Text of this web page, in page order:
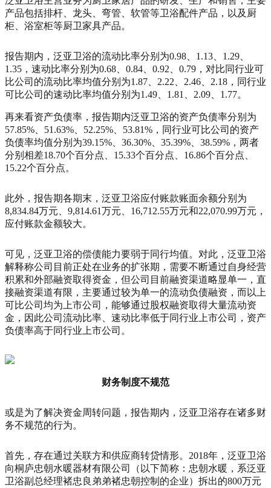
产品包括排杆、龙头、弯管、软管等卫浴配件产品，以及厨
柜、浴室柜等厨卫家具产品。
报告期内，泛亚卫浴的流动比率分别为0.98、1.13、1.29、
1.35，速动比率分别为0.68、0.84、0.92、0.79，对比同行业可
比公司的流动比率均值分别为1.87、2.22、2.46、2.18，同行业
可比公司的速动比率均值分别为1.49、1.81、2.09、1.77。
再来看资产负债率，报告期内泛亚卫浴的资产负债率分别为
57.85%、51.63%、52.25%、53.81%，同行业可比公司的资产
负债率均值分别为39.15%、36.30%、35.39%、38.59%，两者
分别相差18.70个百分点、15.33个百分点、16.86个百分点、
15.22个百分点。
此外，报告期各期末，泛亚卫浴应付账款账面余额分别为
8,834.84万元、9,814.61万元、16,712.55万元和22,070.99万元，
应付账款金额较大。
可见，泛亚卫浴的偿债能力要弱于同行均值。对此，泛亚卫浴
解释称公司目前正处在业务的扩张期，需要不断通过自身经营
积累和外部融资取得资金，但公司目前融资渠道略显单一，直
接融资渠道有限，主要通过较为单一的流动负债融资，而以上
可比公司均为上市公司，能够通过股权融资取得大量流动资
金，因此公司流动比率、速动比率低于同行业上市公司，资产
负债率高于同行业上市公司。
财务制度不规范
或是为了解决资金周转问题，报告期内，泛亚卫浴存在诸多财
务不规范的行为。
首先，存在通过关联方和供应商转贷情形。2018年，泛亚卫浴
向桐庐忠朝水暖器材有限公司（以下简称：忠朝水暖，系泛亚
卫浴副总经理褚忠良弟弟褚忠朝控制的企业）拆出的800万元